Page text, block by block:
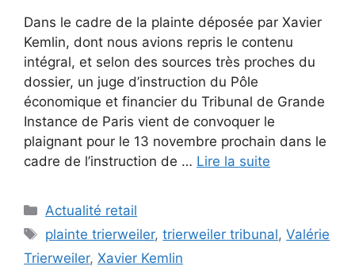
Dans le cadre de la plainte déposée par Xavier
Kemlin, dont nous avions repris le contenu
intégral, et selon des sources très proches du
dossier, un juge d’instruction du Pôle
économique et financier du Tribunal de Grande
Instance de Paris vient de convoquer le
plaignant pour le 13 novembre prochain dans le
cadre de l’instruction de … Lire la suite
Catégories
Actualité retail
Étiquettes
plainte trierweiler,trierweiler tribunal,Valérie
Trierweiler, Xavier Kemlin